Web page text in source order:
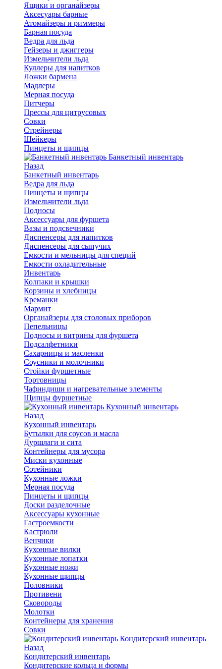
Ящики и органайзеры
Аксесуары барные
Атомайзеры и риммеры
Барная посуда
Ведра для льда
Гейзеры и джиггеры
Измельчители льда
Куллеры для напитков
Ложки бармена
Мадлеры
Мерная посуда
Питчеры
Прессы для цитрусовых
Совки
Стрейнеры
Шейкеры
Пинцеты и щипцы
Банкетный инвентарь
Назад
Банкетный инвентарь
Ведра для льда
Пинцеты и щипцы
Измельчители льда
Подносы
Аксессуары для фуршета
Вазы и подсвечники
Диспенсеры для напитков
Диспенсеры для сыпучих
Емкости и мельницы для специй
Емкости охладительные
Инвентарь
Колпаки и крышки
Корзины и хлебницы
Креманки
Мармит
Органайзеры для столовых приборов
Пепельницы
Подносы и витрины для фуршета
Подсалфетники
Сахарницы и масленки
Соусники и молочники
Стойки фуршетные
Тортовницы
Чафиндиши и нагревательные элементы
Щипцы фуршетные
Кухонный инвентарь
Назад
Кухонный инвентарь
Бутылки для соусов и масла
Дуршлаги и сита
Контейнеры для мусора
Миски кухонные
Сотейники
Кухонные ложки
Мерная посуда
Пинцеты и щипцы
Доски разделочные
Аксессуары кухонные
Гастроемкости
Кастрюли
Венчики
Кухонные вилки
Кухонные лопатки
Кухонные ножи
Кухонные щипцы
Половники
Противени
Сковороды
Молотки
Контейнеры для хранения
Совки
Кондитерский инвентарь
Назад
Кондитерский инвентарь
Кондитерские кольца и формы